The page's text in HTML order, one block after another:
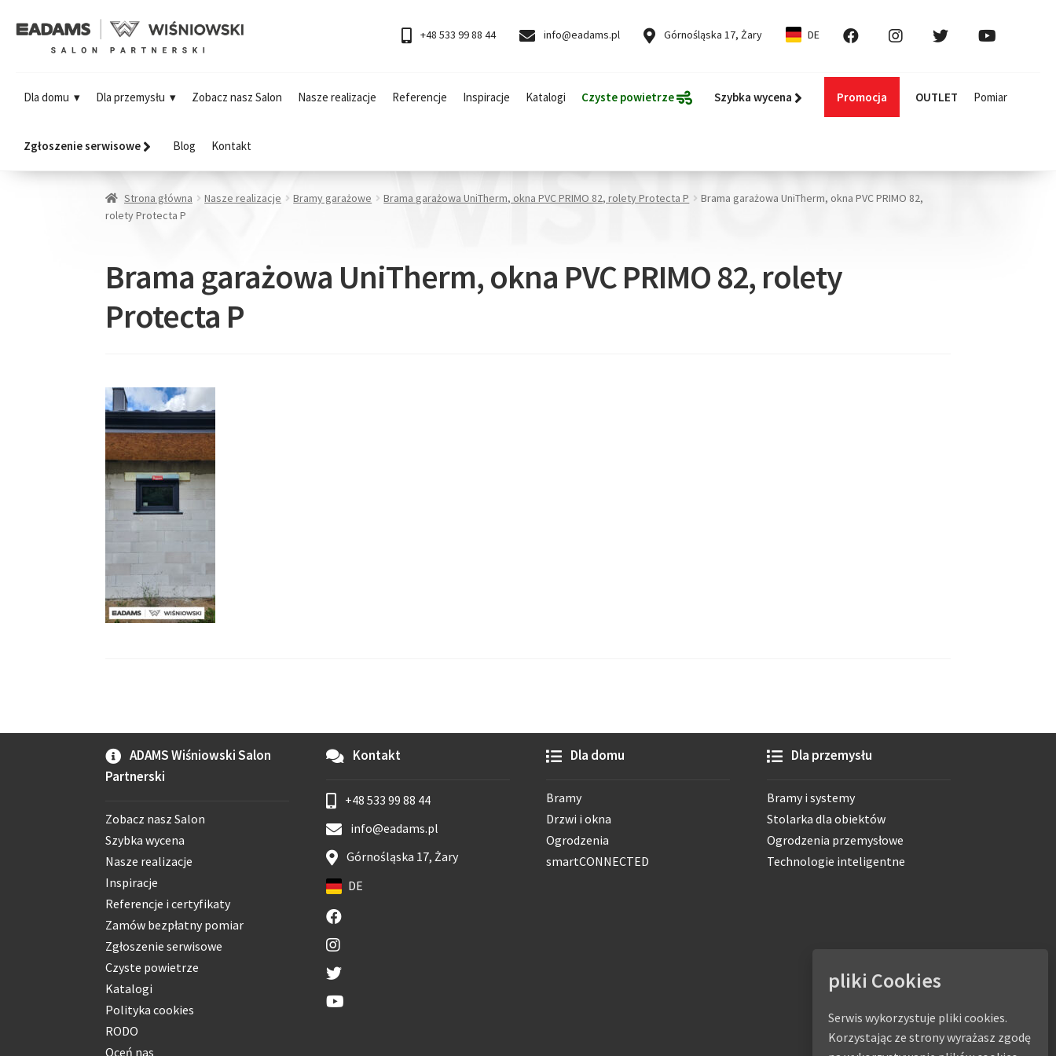
+48 533 99 88 44 info@eadams.pl Górnośląska 17, Żary DE
Dla domu Dla przemysłu Zobacz nasz Salon Nasze realizacje Referencje Inspiracje Katalogi Czyste powietrze Szybka wycena Promocja OUTLET Pomiar
Zgłoszenie serwisowe Blog Kontakt
Strona główna Nasze realizacje Bramy garażowe Brama garażowa UniTherm, okna PVC PRIMO 82, rolety Protecta P
Brama garażowa UniTherm, okna PVC PRIMO 82,
rolety Protecta P
Brama garażowa UniTherm, okna PVC PRIMO 82, rolety
Protecta P
ADAMS Wiśniowski Salon
Partnerski
Zobacz nasz Salon
Szybka wycena
Nasze realizacje
Inspiracje
Referencje i certyfikaty
Zamów bezpłatny pomiar
Zgłoszenie serwisowe
Czyste powietrze
Katalogi
Polityka cookies
RODO
Oceń nas
Kontakt
+48 533 99 88 44
info@eadams.pl
Górnośląska 17, Żary
DE
Dla domu
Bramy
Drzwi i okna
Ogrodzenia
smartCONNECTED
Dla przemysłu
Bramy i systemy
Stolarka dla obiektów
Ogrodzenia przemysłowe
Technologie inteligentne
pliki Cookies
Serwis wykorzystuje pliki cookies.
Korzystając ze strony wyrażasz zgodę